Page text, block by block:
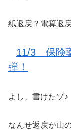
紙返戻？電算返
11/3 保険
弾！
よし、書けたゾ♪
なんせ返戻が山